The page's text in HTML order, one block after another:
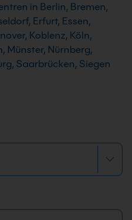
in Berlin, Bremen,
Erfurt, Essen,
Koblenz, Köln,
Münster, Nürnberg,
Saarbrücken, Siegen